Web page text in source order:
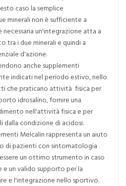
caso la semplice
minerali non è sufficiente a
un'integrazione atta a
tra i due minerali e quindi a
d'azione.
anche supplementi
indicati nel periodo estivo, nello
che praticano attività fisica per
idrosalino, fornire una
nell'attività fisica e per
dalla condizione di acidosi.
Melcalin rappresenta un aiuto
di pazienti con sintomatologia
un ottimo strumento in caso
un valido supporto per la
e l'integrazione nello sportivo.